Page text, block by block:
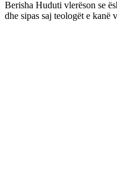
Berisha Huduti vlerëson se
dhe sipas saj teologët e kanë